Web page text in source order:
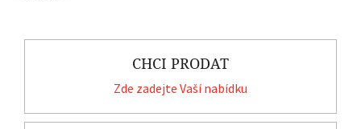
CHCI PRODAT
Zde zadejte Vaší nabídku